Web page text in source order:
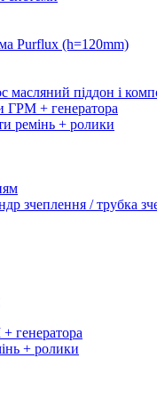
Purflux (h=120mm)
масляний піддон і
ГРМ + генератора
ремінь + ролики
зчеплення / трубка
генератора
+ ролики